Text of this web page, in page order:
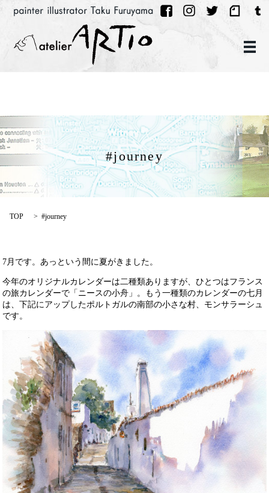
メ
#journey
TOP #journey
7月です。あっという間に夏がきました。
今年のオリジナルカレンダーは二種類ありますが、ひとつはフランス
の旅カレンダーで「ニースの小舟」。もう一種類のカレンダーの七月
は、下記にアップしたポルトガルの南部の小さな村、モンサラーシュ
です。